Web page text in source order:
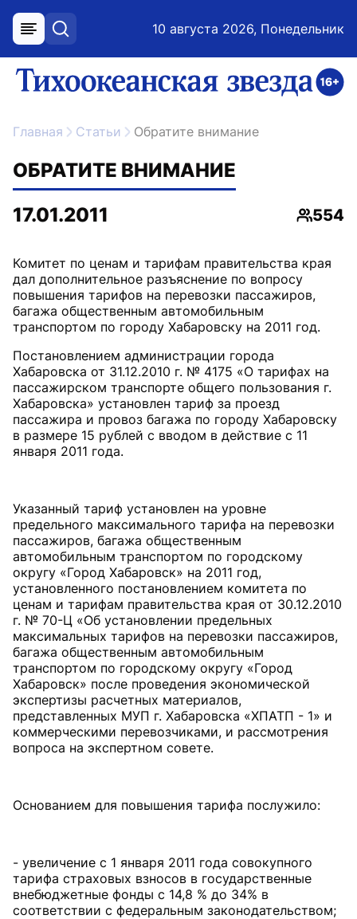
меню поиск 10 августа 2026, Понедельник
ссылка на главную
Главная Статьи Обратите внимание
ОБРАТИТЕ ВНИМАНИЕ
17.01.2011
554
Комитет по ценам и тарифам правительства края
дал дополнительное разъяснение по вопросу
повышения тарифов на перевозки пассажиров,
багажа общественным автомобильным
Постановлением администрации города
Хабаровска от 31.12.2010 г. № 4175 «О тарифах на
пассажирском транспорте общего пользования г.
Хабаровска» установлен тариф за проезд
пассажира и провоз багажа по городу Хабаровску
в размере 15 рублей с вводом в действие с 11
января 2011 года.
Указанный тариф установлен на уровне
предельного максимального тарифа на перевозки
пассажиров, багажа общественным
автомобильным транспортом по городскому
округу «Город Хабаровск» на 2011 год,
установленного постановлением комитета по
ценам и тарифам правительства края от 30.12.2010
г. № 70-Ц «Об установлении предельных
максимальных тарифов на перевозки пассажиров,
багажа общественным автомобильным
транспортом по городскому округу «Город
Хабаровск» после проведения экономической
экспертизы расчетных материалов,
представленных МУП г. Хабаровска «ХПАТП - 1» и
коммерческими перевозчиками, и рассмотрения
вопроса на экспертном совете.
Основанием для повышения тарифа послужило:
- увеличение с 1 января 2011 года совокупного
тарифа страховых взносов в государственные
внебюджетные фонды с 14,8 % до 34% в
соответствии с федеральным законодательством;